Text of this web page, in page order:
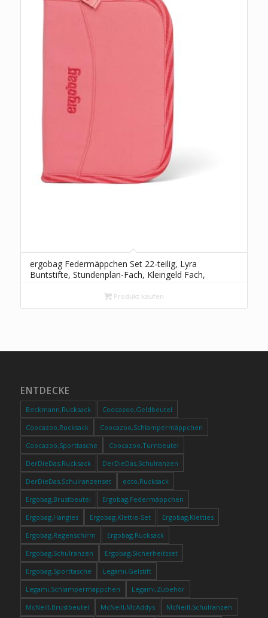
ergobag Federmäppchen Set 22-teilig, Lyra
Buntstifte, Stundenplan-Fach, Kleingeld Fach,
Produkt kaufen
ENTDECKE
Beckmann,Rucksack
Coocazoo,Geldbeutel
Coocazoo,Rucksack
Coocazoo,Schlampermäppchen
Coocazoo,Sporttasche
Coocazoo,Turnbeutel
DerDieDas,Rucksack
DerDieDas,Schulranzen
DerDieDas,Schulranzenset
eoto,Rucksack
Ergobag,Brustbeutel
Ergobag,Federmäppchen
Ergobag,Hangies
Ergobag,Klettie-Set
Ergobag,Kletties
Ergobag,Regenschirm
Ergobag,Rucksack
Ergobag,Schulranzen
Ergobag,Sicherheitsset
Ergobag,Sporttasche
Legami,Gelstift
Legami,Schlampermäppchen
Legami,Zubehör
McNeill,Brustbeutel
McNeill,McAddys
McNeill,Schulranzen